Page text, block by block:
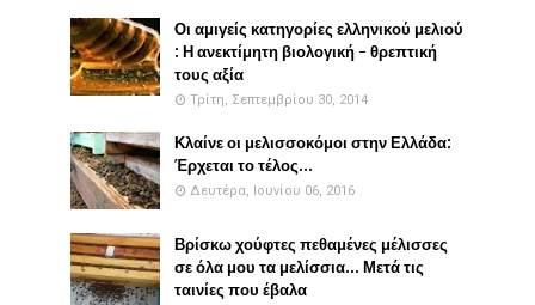
Οι αμιγείς κατηγορίες ελληνικού μελιού
: Η ανεκτίμητη βιολογική - θρεπτική
τους αξία
Τρίτη, Σεπτεμβρίου 30, 2014
Κλαίνε οι μελισσοκόμοι στην Ελλάδα:
Έρχεται το τέλος...
Δευτέρα, Ιουνίου 06, 2016
Βρίσκω χούφτες πεθαμένες μέλισσες
σε όλα μου τα μελίσσια... Μετά τις
ταινίες που έβαλα